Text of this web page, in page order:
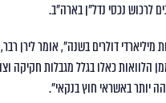
לרכוש נכסי נדל"ן בארה"ב.
הלוואות כאלו בגלל מגבלות חקיקה
יותר באשראי חוץ בנקאי".